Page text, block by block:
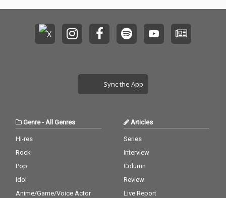
Sync the App
Genre- All Genres
Hi-res
Rock
Pop
Idol
Anime/Game/Voice Actor
Articles
Series
Interview
Column
Review
Live Report